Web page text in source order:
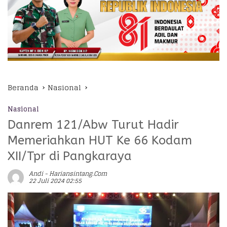
Beranda Nasional
Nasional
Danrem 121/Abw Turut Hadir
Memeriahkan HUT Ke 66 Kodam
XII/Tpr di Pangkaraya
Andi - Hariansintang.com
22 Juli 2024 02:55